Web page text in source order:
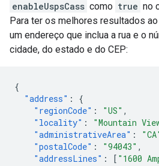
enableUspsCass como true no
Para ter os melhores resultados
um endereço que inclua a rua e o
cidade, do estado e do CEP:
{
"address" :
{
"regionCode" : "US" ,
"locality" : "Mountain
"administrativeArea" :
"postalCode" : "94043" ,
"addressLines" : [ "1600